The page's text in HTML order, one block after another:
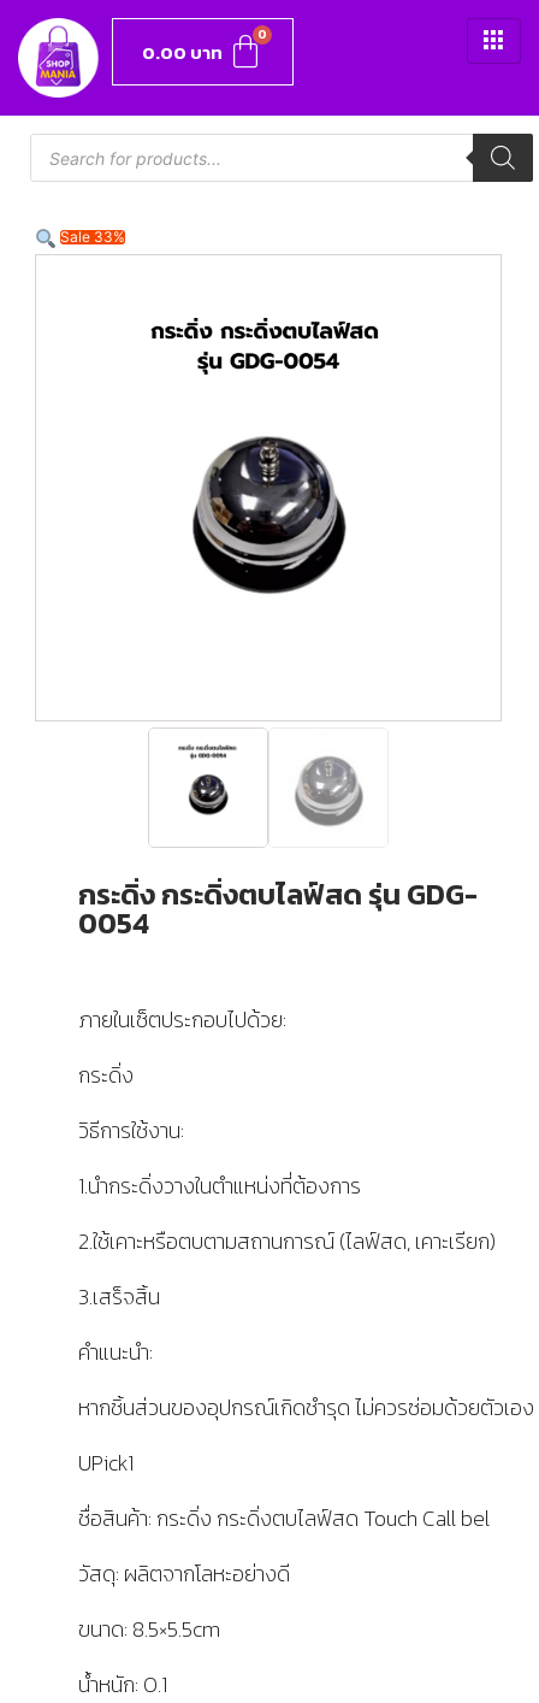
0.00 บาท
Sale 33%
กระดิ่ง กระดิ่งตบไลฟ์สด รุ่น GDG-
0054
ภายในเซ็ตประกอบไปด้วย:
กระดิ่ง
วิธีการใช้งาน:
1.นำกระดิ่งวางในตำแหน่งที่ต้องการ
2.ใช้เคาะหรือตบตามสถานการณ์ (ไลฟ์สด, เคาะเรียก)
3.เสร็จสิ้น
คำแนะนำ:
หากชิ้นส่วนของอุปกรณ์เกิดชำรุด ไม่ควรซ่อมด้วยตัวเอง
UPick1
ชื่อสินค้า: กระดิ่ง กระดิ่งตบไลฟ์สด Touch Call bel
วัสดุ: ผลิตจากโลหะอย่างดี
ขนาด: 8.5×5.5cm
น้ำหนัก: 0.1